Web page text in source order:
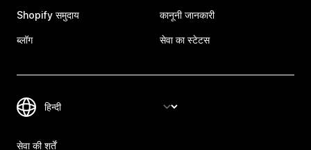
Shopify समुदाय
ब्लॉग
कानूनी जानकारी
सेवा का स्टेटस
सेवा की शर्तें